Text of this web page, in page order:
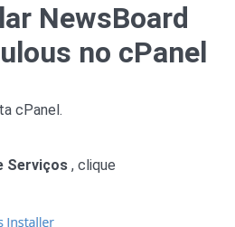
NewsBoard
no cPanel
cPanel.
Serviços , clique